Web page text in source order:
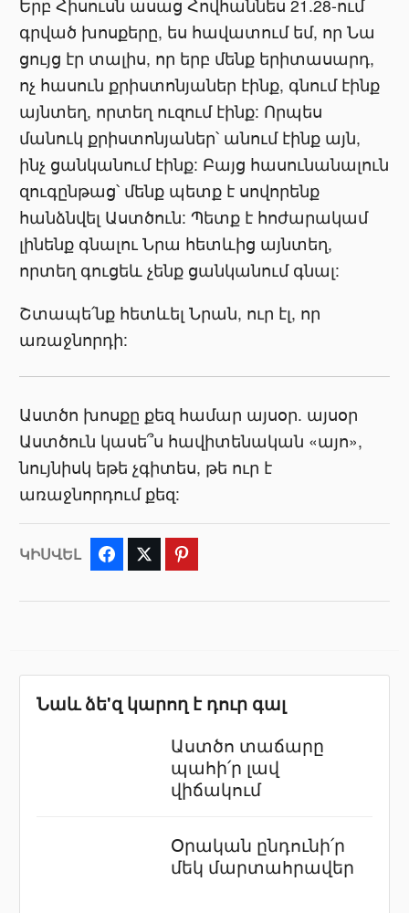
Երբ Հիսուսն ասաց Հովհաննես 21.28-ում
գրված խոսքերը, ես հավատում եմ, որ Նա
ցույց էր տալիս, որ երբ մենք երիտասարդ,
ոչ հասուն քրիստոնյաներ էինք, գնում էինք
այնտեղ, որտեղ ուզում էինք: Որպես
մանուկ քրիստոնյաներ՝ անում էինք այն,
ինչ ցանկանում էինք: Բայց հասունանալուն
զուգընթաց՝ մենք պետք է սովորենք
հանձնվել Աստծուն: Պետք է հոժարակամ
լինենք գնալու Նրա հետևից այնտեղ,
որտեղ գուցեև չենք ցանկանում գնալ:
Շտապե՛նք հետևել Նրան, ուր էլ, որ
առաջնորդի:
Աստծո խոսքը քեզ համար այսօր. այսօր
Աստծուն կասե՞ս հավիտենական «այո»,
նույնիսկ եթե չգիտես, թե ուր է
առաջնորդում քեզ:
ԿԻՍՎԵԼ FacebookTwitter
Նաև ձե'զ կարող է դուր գալ
Աստծո տաճարը
պահի՛ր լավ
վիճակում
Օրական ընդունի՛ր
մեկ մարտահրավեր